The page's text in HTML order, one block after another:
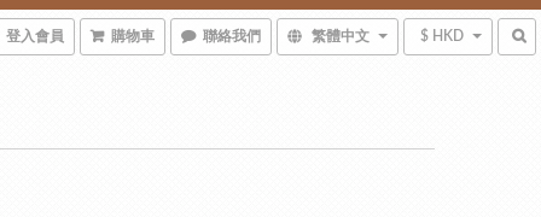
登入會員 購物車 聯絡我們 繁體中文 $ HKD